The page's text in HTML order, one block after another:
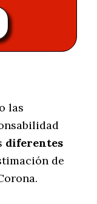
las
diferentes
de